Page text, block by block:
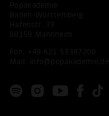
Popakademie
Baden-Württemberg
Hafenstr. 33
68159 Mannheim
Fon:
+49 621 53397200
Mail:
info@popakademie.de